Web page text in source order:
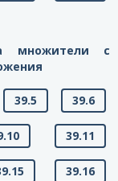
множители с
39.5 39.6
39.11
39.16